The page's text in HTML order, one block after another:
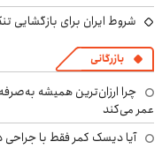
شروط ایران برای بازگشایی
بازرگانی
چرا ارزان‌ترین همیشه
عمر می‌کند
آیا دیسک کمر فقط با